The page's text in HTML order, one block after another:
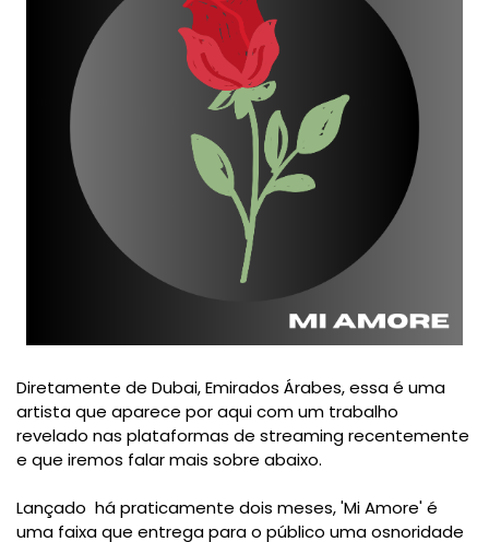
Diretamente de Dubai, Emirados Árabes, essa é uma
artista que aparece por aqui com um trabalho
revelado nas plataformas de streaming recentemente
e que iremos falar mais sobre abaixo.
Lançado há praticamente dois meses, 'Mi Amore' é
uma faixa que entrega para o público uma osnoridade